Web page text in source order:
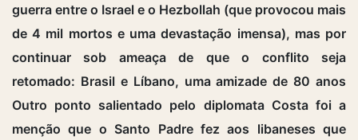
guerra entre o Israel e o Hezbollah (que provocou mais
de 4 mil mortos e uma devastação imensa), mas por
continuar sob ameaça de que o conflito seja
retomado: Brasil e Líbano, uma amizade de 80 anos
Outro ponto salientado pelo diplomata Costa foi a
menção que o Santo Padre fez aos libaneses que